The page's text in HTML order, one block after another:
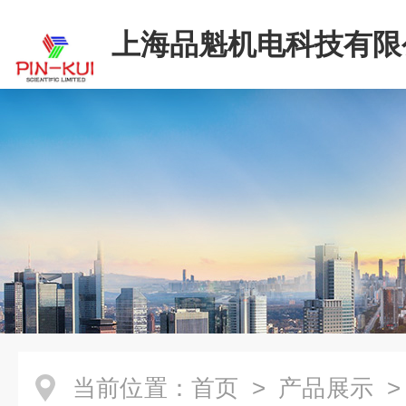
上海品魁机电科技有
当前位置： 首页 > 产品展示